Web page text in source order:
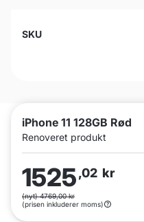
iPhone 11 128GB Rød
Renoveret produkt
1525,02 kr
(nyt) 4769,00 kr
(prisen inkluderer moms)
SKU